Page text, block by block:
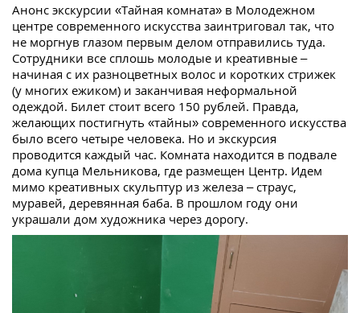
Анонс экскурсии «Тайная комната» в Молодежном
центре современного искусства заинтриговал так, что
не моргнув глазом первым делом отправились туда.
Сотрудники все сплошь молодые и креативные –
начиная с их разноцветных волос и коротких стрижек
(у многих ежиком) и заканчивая неформальной
одеждой. Билет стоит всего 150 рублей. Правда,
желающих постигнуть «тайны» современного искусства
было всего четыре человека. Но и экскурсия
проводится каждый час. Комната находится в подвале
дома купца Мельникова, где размещен Центр. Идем
мимо креативных скульптур из железа – страус,
муравей, деревянная баба. В прошлом году они
украшали дом художника через дорогу.